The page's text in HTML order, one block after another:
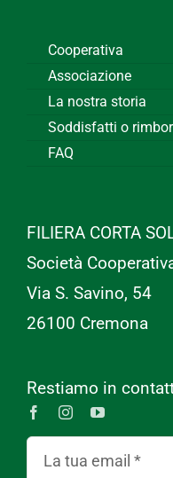
Cooperativa
Associazione
La nostra storia
Soddisfatti o
FAQ
FILIERA CORTA
Società
Via S. Savino, 54
26100 Cremona
Restiamo in